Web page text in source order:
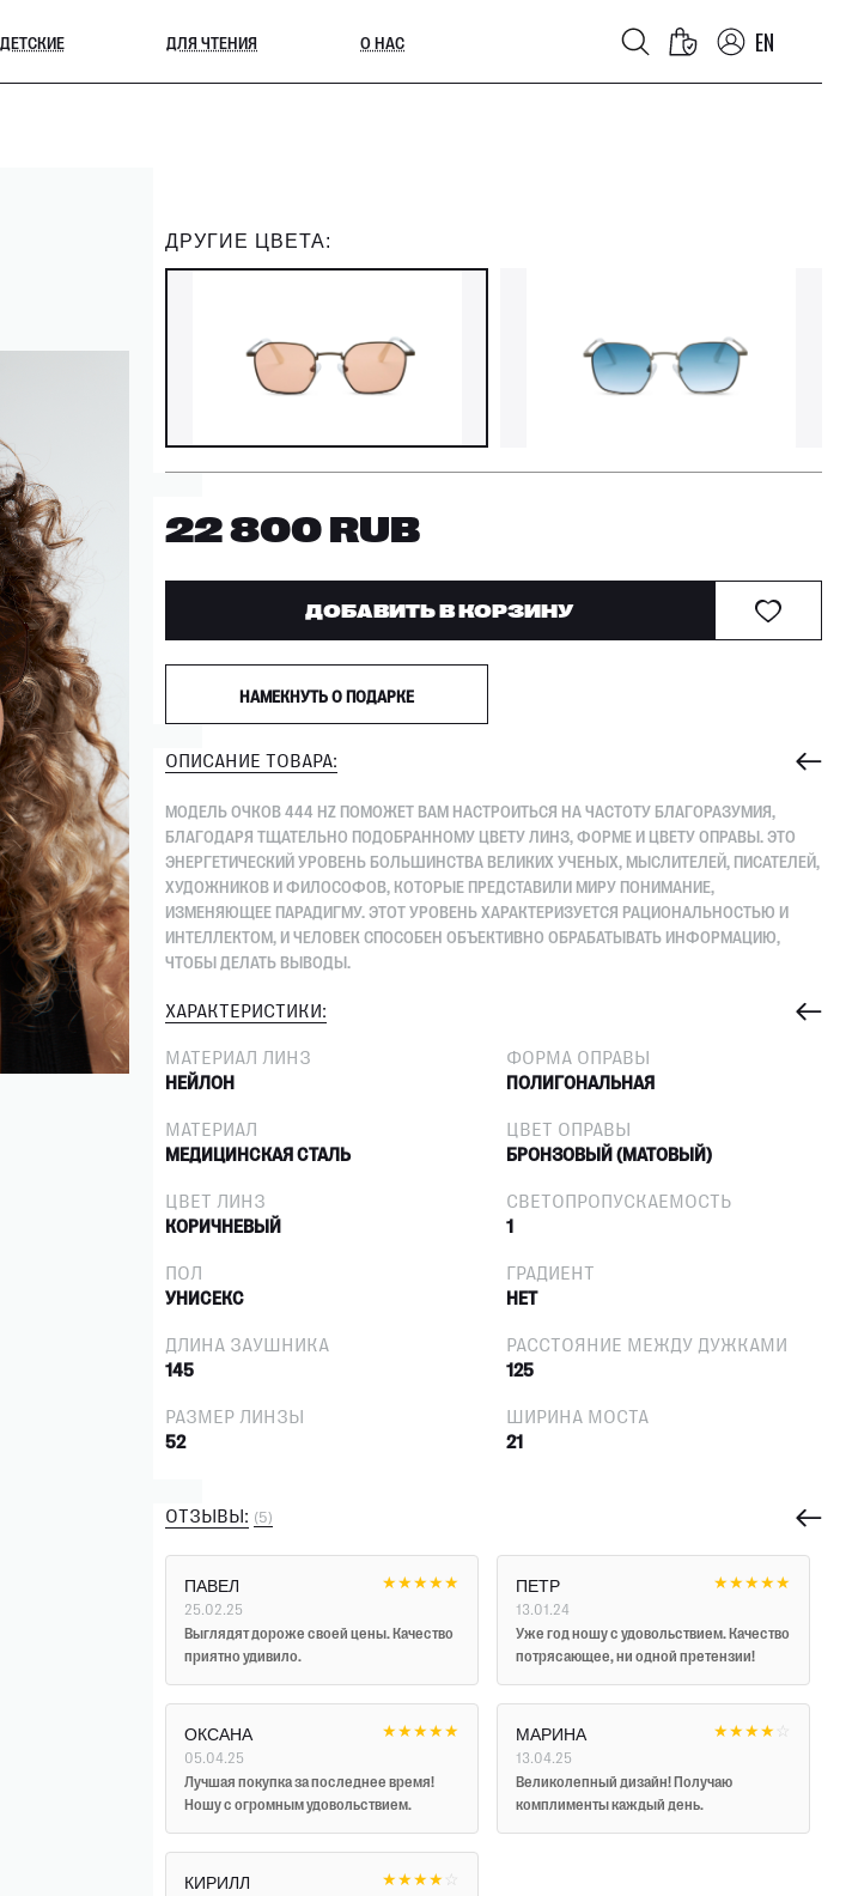
ДЕТСКИЕ ДЛЯ ЧТЕНИЯ О НАС EN
ДРУГИЕ ЦВЕТА:
22 800RUB
ДОБАВИТЬ В КОРЗИНУ
НАМЕКНУТЬ О ПОДАРКЕ
ОПИСАНИЕ ТОВАРА:
МОДЕЛЬ ОЧКОВ 444 HZ ПОМОЖЕТ ВАМ НАСТРОИТЬСЯ НА ЧАСТОТУ БЛАГОРАЗУМИЯ,
БЛАГОДАРЯ ТЩАТЕЛЬНО ПОДОБРАННОМУ ЦВЕТУ ЛИНЗ, ФОРМЕ И ЦВЕТУ ОПРАВЫ. ЭТО
ЭНЕРГЕТИЧЕСКИЙ УРОВЕНЬ БОЛЬШИНСТВА ВЕЛИКИХ УЧЕНЫХ, МЫСЛИТЕЛЕЙ, ПИСАТЕЛЕЙ,
ХУДОЖНИКОВ И ФИЛОСОФОВ, КОТОРЫЕ ПРЕДСТАВИЛИ МИРУ ПОНИМАНИЕ,
ИЗМЕНЯЮЩЕЕ ПАРАДИГМУ. ЭТОТ УРОВЕНЬ ХАРАКТЕРИЗУЕТСЯ РАЦИОНАЛЬНОСТЬЮ И
ИНТЕЛЛЕКТОМ, И ЧЕЛОВЕК СПОСОБЕН ОБЪЕКТИВНО ОБРАБАТЫВАТЬ ИНФОРМАЦИЮ,
ЧТОБЫ ДЕЛАТЬ ВЫВОДЫ.
ХАРАКТЕРИСТИКИ:
МАТЕРИАЛ ЛИНЗ
НЕЙЛОН
ФОРМА ОПРАВЫ
ПОЛИГОНАЛЬНАЯ
МАТЕРИАЛ
МЕДИЦИНСКАЯ СТАЛЬ
ЦВЕТ ОПРАВЫ
БРОНЗОВЫЙ (МАТОВЫЙ)
ЦВЕТ ЛИНЗ
КОРИЧНЕВЫЙ
СВЕТОПРОПУСКАЕМОСТЬ
1
ПОЛ
УНИСЕКС
ГРАДИЕНТ
НЕТ
ДЛИНА ЗАУШНИКА
145
РАССТОЯНИЕ МЕЖДУ ДУЖКАМИ
125
РАЗМЕР ЛИНЗЫ
52
ШИРИНА МОСТА
21
ОТЗЫВЫ: (5)
ПАВЕЛ
25.02.25
★★★★★
Выглядят дороже своей цены. Качество
приятно удивило.
ПЕТР
13.01.24
★★★★★
Уже год ношу с удовольствием. Качество
потрясающее, ни одной претензии!
ОКСАНА
05.04.25
★★★★★
Лучшая покупка за последнее время!
Ношу с огромным удовольствием.
МАРИНА
13.04.25
★★★★
Великолепный дизайн! Получаю
комплименты каждый день.
КИРИЛЛ ★★★★